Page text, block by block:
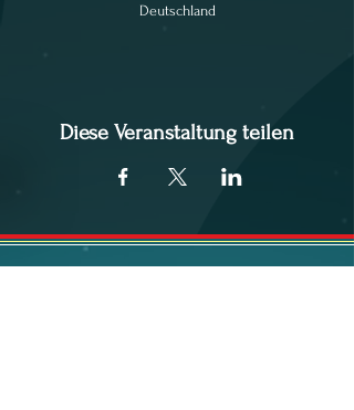
Deutschland
Diese Veranstaltung teilen